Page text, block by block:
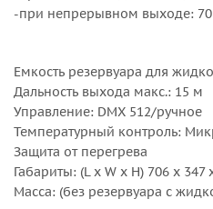
-при непрерывном выходе:
Емкость резервуара для
Дальность выхода макс.: 15 м
Управление: DMX 512/ручное
Температурный контроль:
Защита от перегрева
Габариты: (L x W x H) 706 x
Масса: (без резервуара с